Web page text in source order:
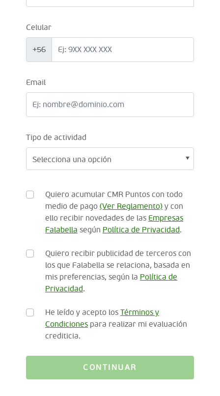
Celular
+56
Email
Tipo de actividad
Quiero acumular CMR Puntos con todo
medio de pago (Ver Reglamento) y con
ello recibir novedades de las Empresas
Falabella según Política de Privacidad.
Quiero recibir publicidad de terceros con
los que Falabella se relaciona, basada en
mis preferencias, según la Política de
Privacidad.
He leído y acepto los Términos y
Condiciones para realizar mi evaluación
crediticia.
CONTINUAR